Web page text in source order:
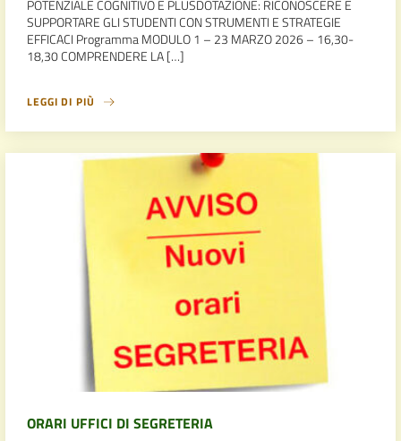
POTENZIALE COGNITIVO E PLUSDOTAZIONE: RICONOSCERE E
SUPPORTARE GLI STUDENTI CON STRUMENTI E STRATEGIE
EFFICACI Programma MODULO 1 – 23 MARZO 2026 – 16,30-
18,30 COMPRENDERE LA […]
LEGGI DI PIÙ
ORARI UFFICI DI SEGRETERIA